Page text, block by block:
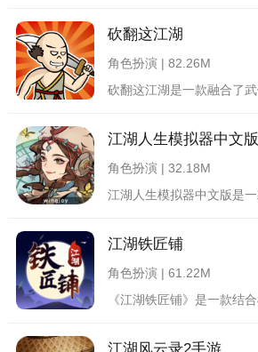
砍翻这江湖
角色扮演 | 82.26M
江湖人生模拟器中文版
角色扮演 | 32.18M
江湖铁匠铺
角色扮演 | 61.22M